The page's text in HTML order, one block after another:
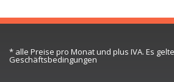
* alle Preise pro Monat und plus IVA. Es
Geschäftsbedingungen